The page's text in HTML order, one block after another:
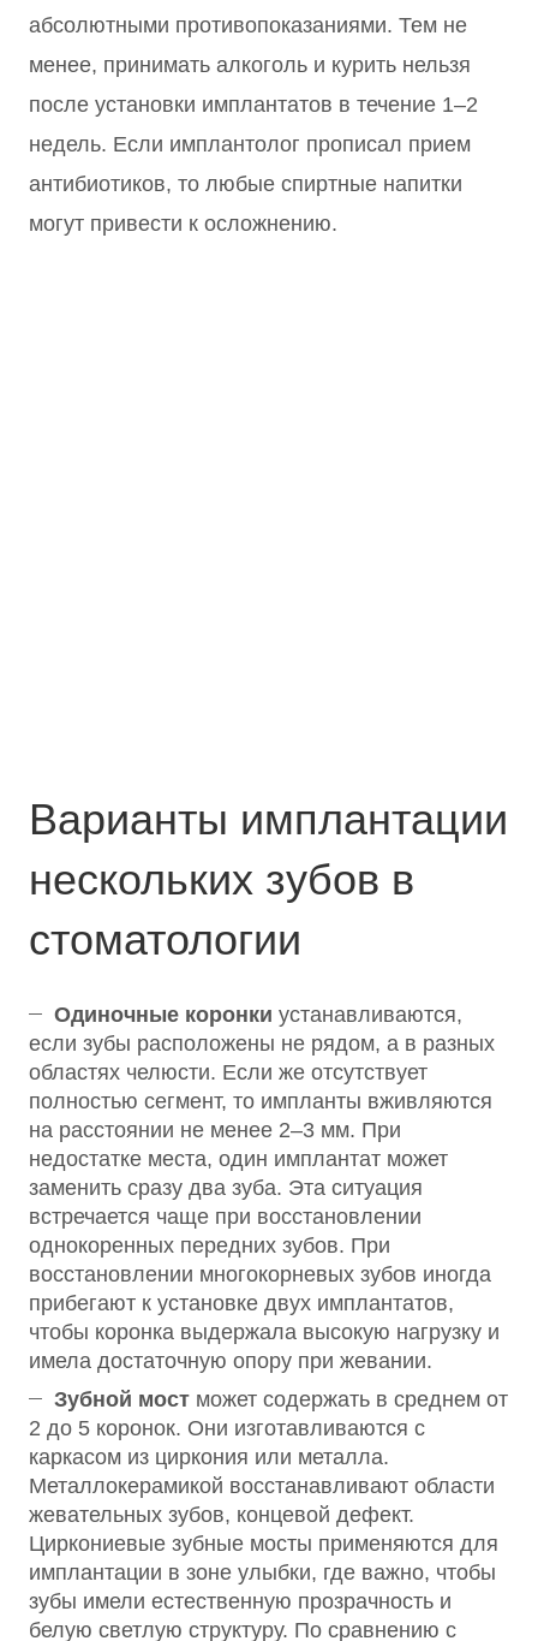
абсолютными противопоказаниями. Тем не
менее, принимать алкоголь и курить нельзя
после установки имплантатов в течение 1–2
недель. Если имплантолог прописал прием
антибиотиков, то любые спиртные напитки
могут привести к осложнению.
Варианты имплантации
нескольких зубов в
стоматологии
Одиночные коронки устанавливаются,
если зубы расположены не рядом, а в разных
областях челюсти. Если же отсутствует
полностью сегмент, то импланты вживляются
на расстоянии не менее 2–3 мм. При
недостатке места, один имплантат может
заменить сразу два зуба. Эта ситуация
встречается чаще при восстановлении
однокоренных передних зубов. При
восстановлении многокорневых зубов иногда
прибегают к установке двух имплантатов,
чтобы коронка выдержала высокую нагрузку и
имела достаточную опору при жевании.
Зубной мост может содержать в среднем от
2 до 5 коронок. Они изготавливаются с
каркасом из циркония или металла.
Металлокерамикой восстанавливают области
жевательных зубов, концевой дефект.
Циркониевые зубные мосты применяются для
имплантации в зоне улыбки, где важно, чтобы
зубы имели естественную прозрачность и
белую светлую структуру. По сравнению с